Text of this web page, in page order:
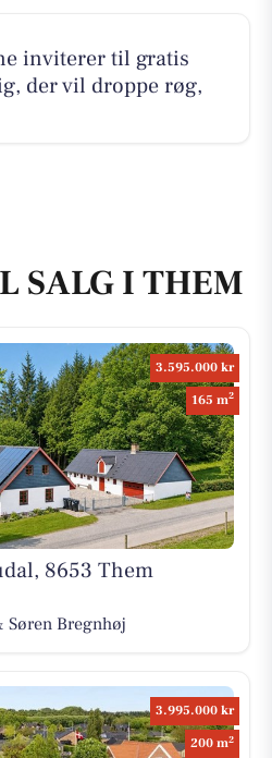
inviterer til gratis
der vil droppe røg,
SALG I THEM
3.595.000 kr
165 m2
8653 Them
Søren Bregnhøj
3.995.000 kr
200 m2